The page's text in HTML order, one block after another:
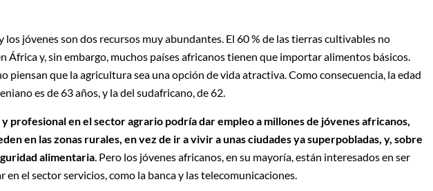
los jóvenes son dos recursos muy abundantes. El 60 % de las tierras cultivables no
África y, sin embargo, muchos países africanos tienen que importar alimentos básicos.
piensan que la agricultura sea una opción de vida atractiva. Como consecuencia, la edad
es de 63 años, y la del sudafricano, de 62.
profesional en el sector agrario podría dar empleo a millones de jóvenes africanos,
en las zonas rurales, en vez de ir a vivir a unas ciudades ya superpobladas, y, sobre
alimentaria . Pero los jóvenes africanos, en su mayoría, están interesados en ser
en el sector servicios, como la banca y las telecomunicaciones.